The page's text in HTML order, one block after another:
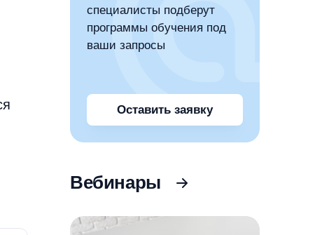
специалисты подберут
программы обучения под
ваши запросы
Оставить заявку
Вебинары